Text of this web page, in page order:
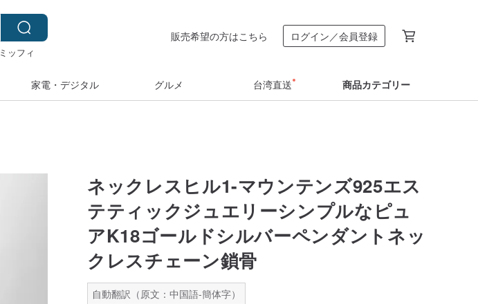
ミッフィ
販売希望の方はこちら ログイン／会員登録
家電・デジタル グルメ 台湾直送 商品カテゴリー
ネックレスヒル1-マウンテンズ925エス
テティックジュエリーシンプルなピュ
アK18ゴールドシルバーペンダントネッ
クレスチェーン鎖骨
自動翻訳（原文：中国語-簡体字）